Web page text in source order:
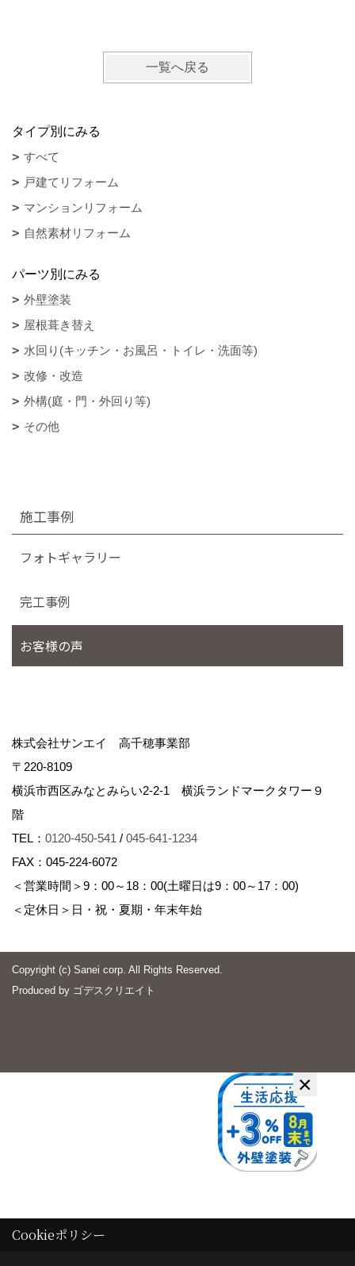
一覧へ戻る
タイプ別にみる
すべて
戸建てリフォーム
マンションリフォーム
自然素材リフォーム
パーツ別にみる
外壁塗装
屋根葺き替え
水回り(キッチン・お風呂・トイレ・洗面等)
改修・改造
外構(庭・門・外回り等)
その他
施工事例
フォトギャラリー
完工事例
お客様の声
株式会社サンエイ 高千穂事業部
〒220-8109
横浜市西区みなとみらい2-2-1 横浜ランドマークタワー９
階
TEL： 0120-450-541 / 045-641-1234
FAX：045-224-6072
＜営業時間＞9：00～18：00(土曜日は9：00～17：00)
＜定休日＞日・祝・夏期・年末年始
Copyright (c) Sanei corp. All Rights Reserved.
Produced by ゴデスクリエイト
Cookieポリシー
×